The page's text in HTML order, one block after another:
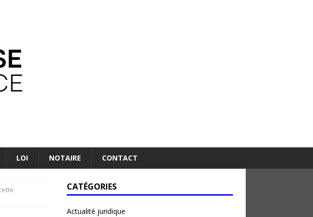
LOI NOTAIRE CONTACT
CATÉGORIES
Actualité juridique